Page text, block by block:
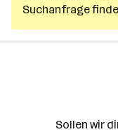
Suchanfrage
Sollen wir